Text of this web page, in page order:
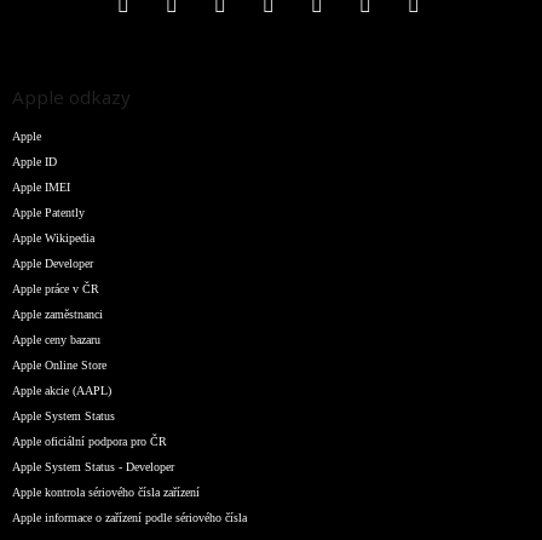
Apple odkazy
Apple
Apple ID
Apple IMEI
Apple Patently
Apple Wikipedia
Apple Developer
Apple práce v ČR
Apple zaměstnanci
Apple ceny bazaru
Apple Online Store
Apple akcie (AAPL)
Apple System Status
Apple oficiální podpora pro ČR
Apple System Status - Developer
Apple kontrola sériového čísla zařízení
Apple informace o zařízení podle sériového čísla